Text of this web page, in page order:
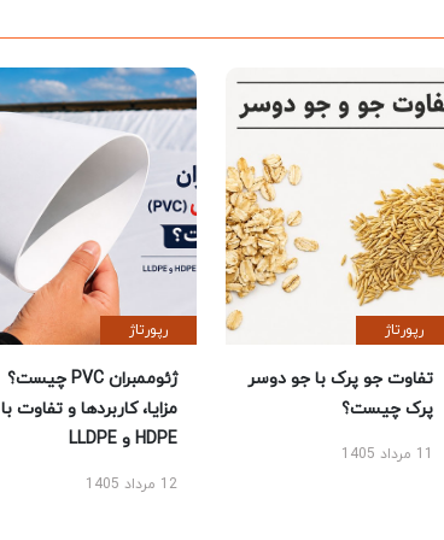
رپورتاژ
تفاوت جو پرک با جو دوسر
پرک چیست؟
11 مرداد 1405
رپورتاژ
ژئوممبران PVC چیست؟
مزایا، کاربردها و تفاوت با
HDPE و LLDPE
12 مرداد 1405